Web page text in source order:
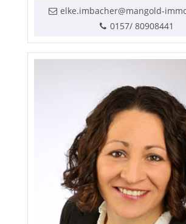
elke.imbacher@mangold-
0157/ 80908441